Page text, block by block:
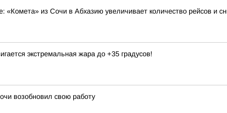
«Комета» из Сочи в Абхазию увеличивает количество рейсов и
экстремальная жара до +35 градусов!
возобновил свою работу